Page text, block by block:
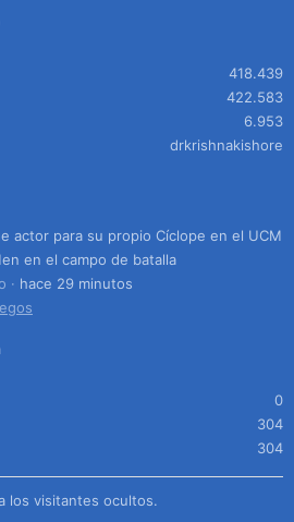
418.439
422.583
6.953
drkrishnakishore
actor para su propio Cíclope en el UCM
en el campo de batalla
hace 29 minutos
0
304
304
los visitantes ocultos.